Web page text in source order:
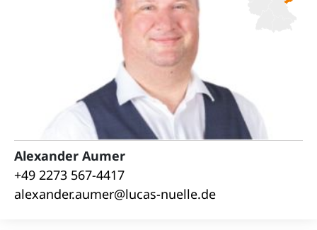
Alexander Aumer
+49 2273 567-4417
alexander.aumer@lucas-nuelle.de